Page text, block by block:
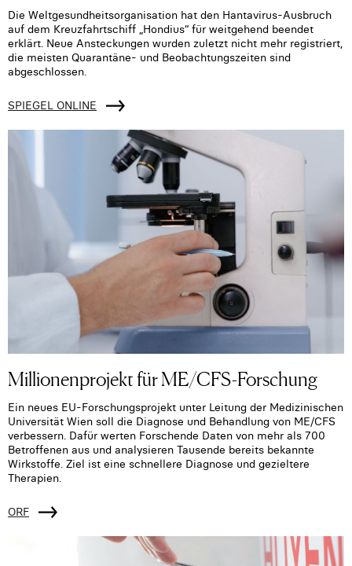
Die Weltgesundheitsorganisation hat den Hantavirus-Ausbruch
auf dem Kreuzfahrtschiff „Hondius“ für weitgehend beendet
erklärt. Neue Ansteckungen wurden zuletzt nicht mehr registriert,
die meisten Quarantäne- und Beobachtungszeiten sind
abgeschlossen.
SPIEGEL ONLINE
Millionenprojekt für ME/CFS-Forschung
Ein neues EU-Forschungsprojekt unter Leitung der Medizinischen
Universität Wien soll die Diagnose und Behandlung von ME/CFS
verbessern. Dafür werten Forschende Daten von mehr als 700
Betroffenen aus und analysieren Tausende bereits bekannte
Wirkstoffe. Ziel ist eine schnellere Diagnose und gezieltere
Therapien.
ORF